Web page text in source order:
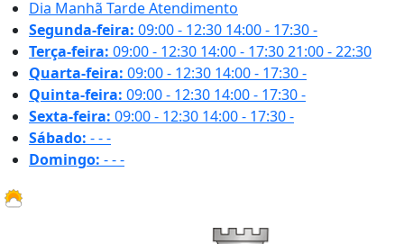
Dia Manhã TardeAtendimento
Segunda-feira: 09:00 - 12:30 14:00 - 17:30-
Terça-feira: 09:00 - 12:30 14:00 - 17:3021:00 - 22:30
Quarta-feira: 09:00 - 12:30 14:00 - 17:30-
Quinta-feira: 09:00 - 12:30 14:00 - 17:30-
Sexta-feira: 09:00 - 12:30 14:00 - 17:30-
Sábado: ---
Domingo: ---